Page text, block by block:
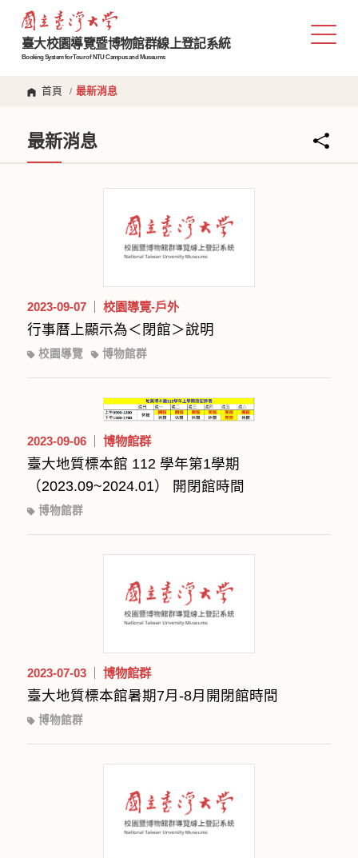
臺大校園導覽暨博物館群線上登記系統
Booking System for Tour of NTU Campus and Museums
首頁 / 最新消息
最新消息
2023-09-07 校園導覽-戶外
行事曆上顯示為＜閉館＞說明
校園導覽 博物館群
2023-09-06 博物館群
臺大地質標本館 112 學年第1學期
（2023.09~2024.01） 開閉館時間
博物館群
2023-07-03 博物館群
臺大地質標本館暑期7月-8月開閉館時間
博物館群